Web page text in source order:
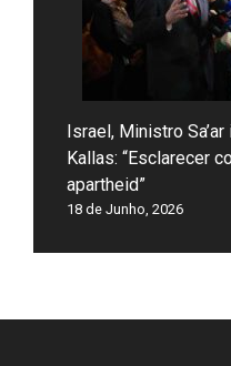
Israel, Ministro
Kallas: “Esclarecer
apartheid”
18 de Junho, 2026